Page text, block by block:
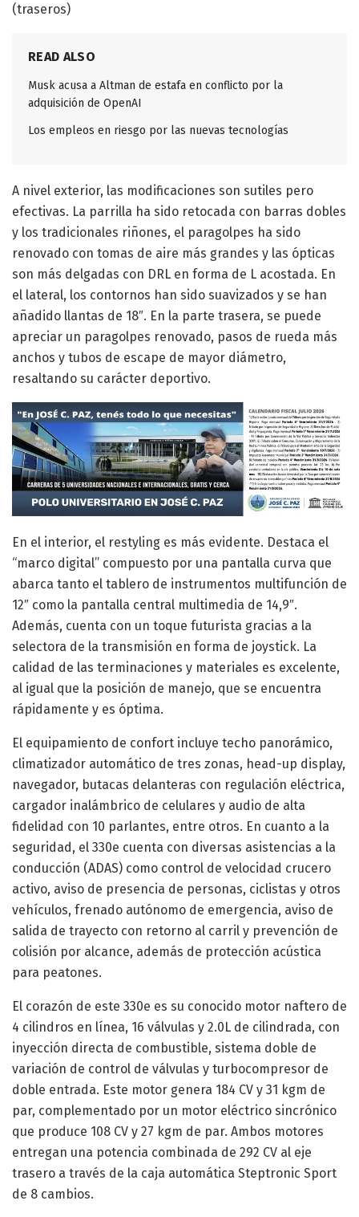
(traseros)
READ ALSO
Musk acusa a Altman de estafa en conflicto por la
adquisición de OpenAI
Los empleos en riesgo por las nuevas tecnologías
A nivel exterior, las modificaciones son sutiles pero
efectivas. La parrilla ha sido retocada con barras dobles
y los tradicionales riñones, el paragolpes ha sido
renovado con tomas de aire más grandes y las ópticas
son más delgadas con DRL en forma de L acostada. En
el lateral, los contornos han sido suavizados y se han
añadido llantas de 18″. En la parte trasera, se puede
apreciar un paragolpes renovado, pasos de rueda más
anchos y tubos de escape de mayor diámetro,
resaltando su carácter deportivo.
En el interior, el restyling es más evidente. Destaca el
“marco digital” compuesto por una pantalla curva que
abarca tanto el tablero de instrumentos multifunción de
12″ como la pantalla central multimedia de 14,9″.
Además, cuenta con un toque futurista gracias a la
selectora de la transmisión en forma de joystick. La
calidad de las terminaciones y materiales es excelente,
al igual que la posición de manejo, que se encuentra
rápidamente y es óptima.
El equipamiento de confort incluye techo panorámico,
climatizador automático de tres zonas, head-up display,
navegador, butacas delanteras con regulación eléctrica,
cargador inalámbrico de celulares y audio de alta
fidelidad con 10 parlantes, entre otros. En cuanto a la
seguridad, el 330e cuenta con diversas asistencias a la
conducción (ADAS) como control de velocidad crucero
activo, aviso de presencia de personas, ciclistas y otros
vehículos, frenado autónomo de emergencia, aviso de
salida de trayecto con retorno al carril y prevención de
colisión por alcance, además de protección acústica
para peatones.
El corazón de este 330e es su conocido motor naftero de
4 cilindros en línea, 16 válvulas y 2.0L de cilindrada, con
inyección directa de combustible, sistema doble de
variación de control de válvulas y turbocompresor de
doble entrada. Este motor genera 184 CV y 31 kgm de
par, complementado por un motor eléctrico sincrónico
que produce 108 CV y 27 kgm de par. Ambos motores
entregan una potencia combinada de 292 CV al eje
trasero a través de la caja automática Steptronic Sport
de 8 cambios.